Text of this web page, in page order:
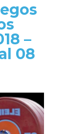
–
08